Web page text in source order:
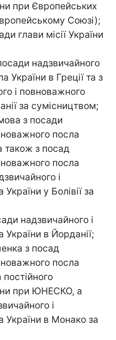
при Європейських
Союзі);
глави місії України
надзвичайного
України в Греції та з
і повноважного
за сумісництвом;
з посади
посла
також з посад
посла
і
у Болівії за
надзвичайного і
в Йорданії;
з посад
посла
постійного
при ЮНЕСКО, а
і
України в Монако за